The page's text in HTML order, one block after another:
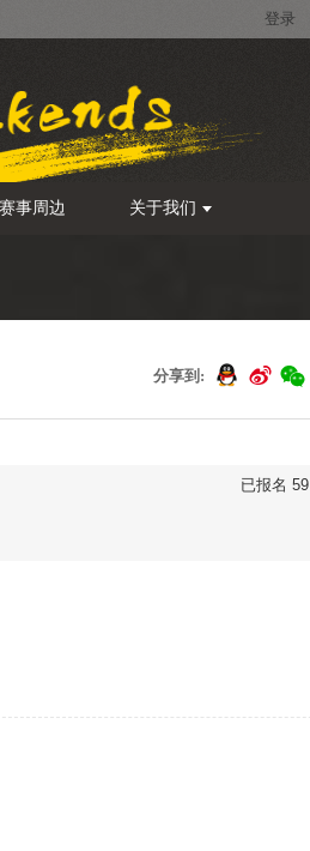
登录
赛事周边 关于我们
分享到:
已报名 59